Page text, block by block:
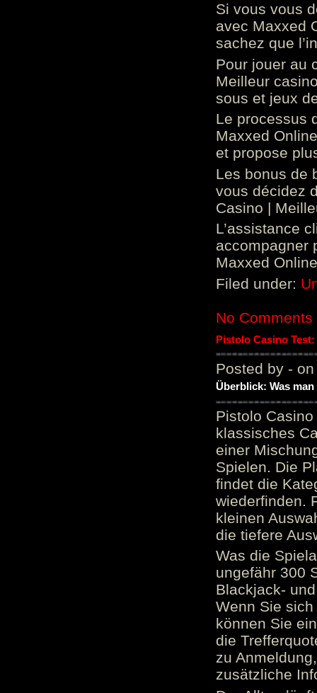
Si vous vous
avec Maxxed
sachez que
Pour jouer au
Meilleur
sous et jeux
Le processus
Maxxed
et propose
Les bonus de
vous décidez
Casino |
L’assistance
accompagner
Maxxed
Filed under:
No Comments
Pistolo Casino
Posted by - on
Überblick: Was
Pistolo
klassisches
einer
Spielen. Die
findet die
wiederfinden.
kleinen
die tiefere
Was die
ungefähr 300
Blackjack-
Wenn Sie
können Sie
die
zu
zusätzliche